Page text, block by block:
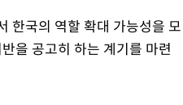
한국의 역할 확대 가능성을 모
을 공고히 하는 계기를 마련